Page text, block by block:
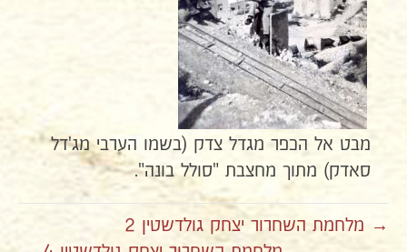
מבט אל הכפר מגדל צדק (בשמו הערבי מג'דל
סאדק) מתוך מחצבת "סולל בונה".
→ מלחמת השחרור יצחק גולדשטין 2